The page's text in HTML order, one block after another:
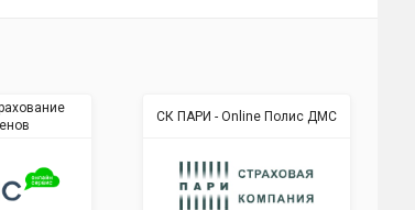
СК ПАРИ - Online Полис ДМС